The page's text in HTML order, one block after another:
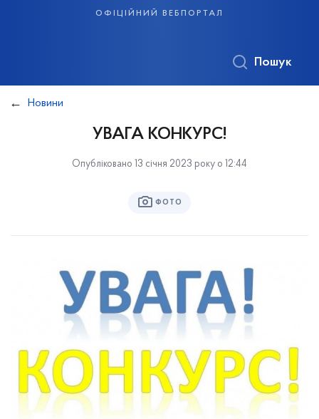
офіційний вебпортал
Пошук
Новини
УВАГА КОНКУРС!
Опубліковано 13 січня 2023 року о 12:44
ФОТО